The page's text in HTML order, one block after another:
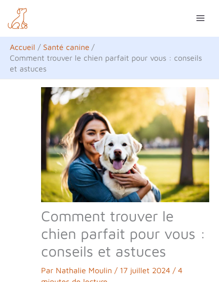
contenu
Accueil
Santé canine
Comment trouver le chien parfait pour vous : conseils
et astuces
Comment trouver le
chien parfait pour vous :
conseils et astuces
Par Nathalie Moulin / 17 juillet 2024 / 4
e
c
h
e